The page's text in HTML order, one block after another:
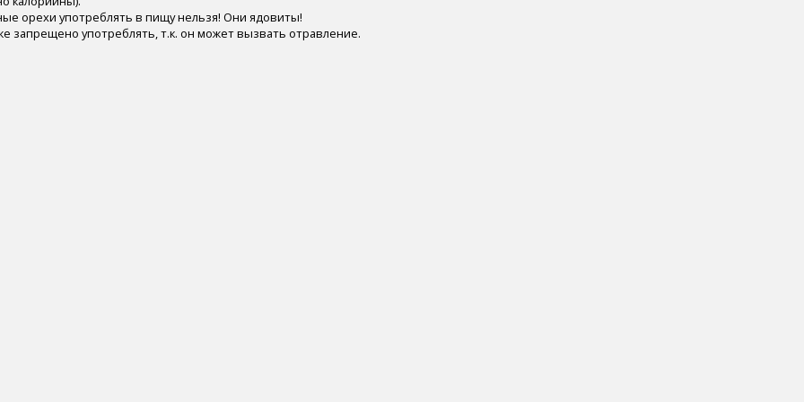
орехи употреблять в пищу нельзя! Они ядовиты!
запрещено употреблять, т.к. он может вызвать отравление.